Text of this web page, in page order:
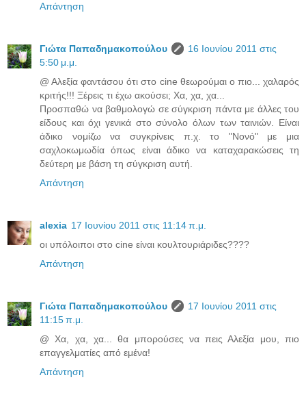
Απάντηση
Γιώτα Παπαδημακοπούλου
16 Ιουνίου 2011 στις
5:50 μ.μ.
@ Αλεξία φαντάσου ότι στο cine θεωρούμαι ο πιο... χαλαρός
κριτής!!! Ξέρεις τι έχω ακούσει; Χα, χα, χα...
Προσπαθώ να βαθμολογώ σε σύγκριση πάντα με άλλες του
είδους και όχι γενικά στο σύνολο όλων των ταινιών. Είναι
άδικο νομίζω να συγκρίνεις π.χ. το "Νονό" με μια
σαχλοκωμωδία όπως είναι άδικο να καταχαρακώσεις τη
δεύτερη με βάση τη σύγκριση αυτή.
Απάντηση
alexia 17 Ιουνίου 2011 στις 11:14 π.μ.
οι υπόλοιποι στο cine είναι κουλτουριάριδες????
Απάντηση
Γιώτα Παπαδημακοπούλου
17 Ιουνίου 2011 στις
11:15 π.μ.
@ Χα, χα, χα... θα μπορούσες να πεις Αλεξία μου, πιο
επαγγελματίες από εμένα!
Απάντηση